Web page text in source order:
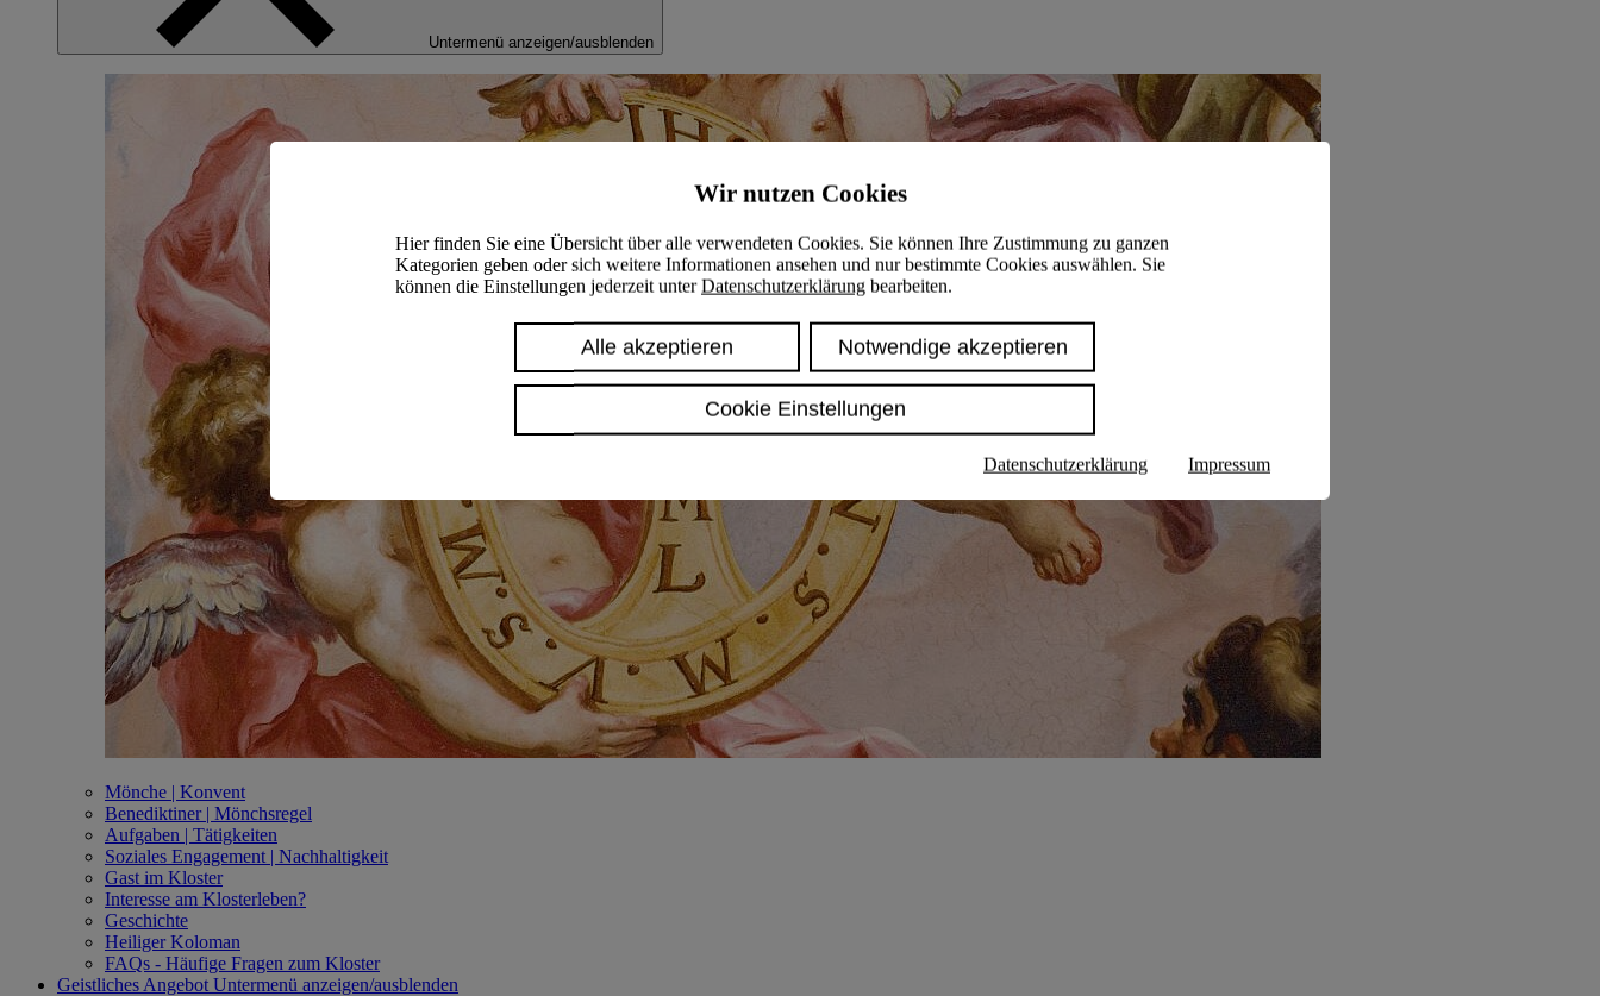
Wir nutzen Cookies
Hier finden Sie eine Übersicht über alle verwendeten Cookies. Sie können Ihre Zustimmung zu ganzen
Kategorien geben oder sich weitere Informationen ansehen und nur bestimmte Cookies auswählen. Sie
können die Einstellungen jederzeit unterDatenschutzerklärung bearbeiten.
Alle akzeptieren Notwendige akzeptieren
Cookie Einstellungen
Datenschutzerklärung Impressum
Untermenü anzeigen/ausblenden
Mönche | Konvent
Benediktiner | Mönchsregel
Aufgaben | Tätigkeiten
Soziales Engagement | Nachhaltigkeit
Gast im Kloster
Interesse am Klosterleben?
Geschichte
Heiliger Koloman
FAQs - Häufige Fragen zum Kloster
Geistliches Angebot Untermenü anzeigen/ausblenden